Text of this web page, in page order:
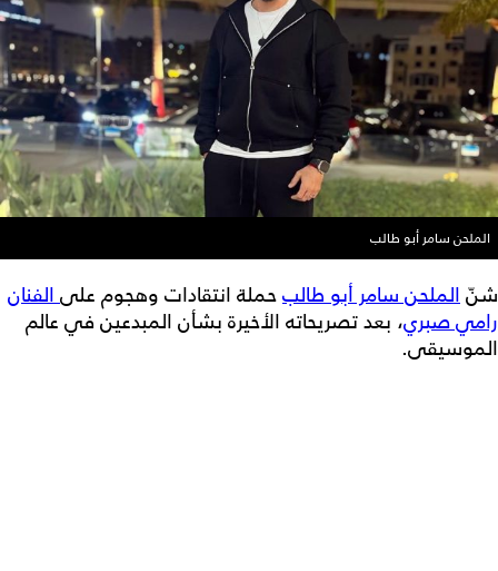
الملحن سامر أبو طالب
شنّ الملحن سامر أبو طالبحملة انتقادات وهجوم على الفنان
رامي صبري، بعد تصريحاته الأخيرة بشأن المبدعين في عالم
الموسيقى.